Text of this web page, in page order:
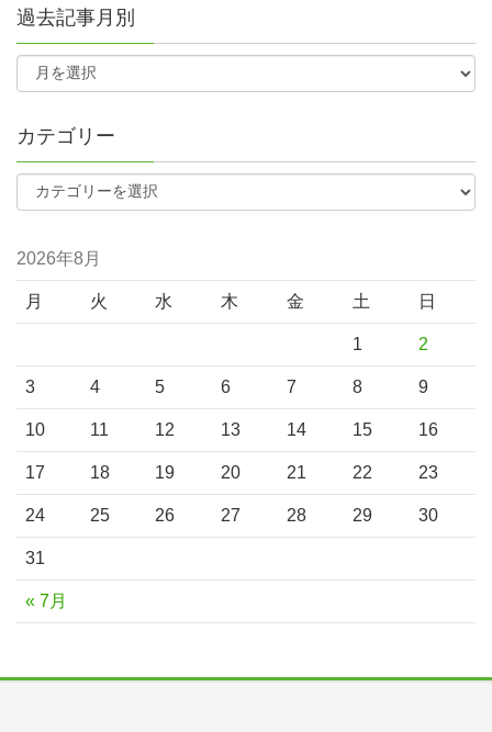
過去記事月別
カテゴリー
2026年8月
月 火 水 木 金 土 日
« 7月
1 2
3 4 5 6 7 8 9
10 11 12 13 14 15 16
17 18 19 20 21 22 23
24 25 26 27 28 29 30
31